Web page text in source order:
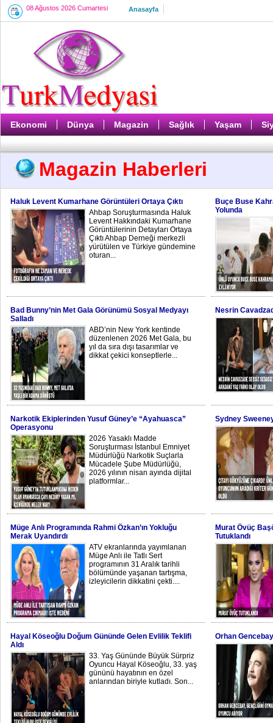
08 Ağustos 2026 Cumartesi Anasayfa
Ekonomi Dünya Magazin Sağlık Yaşam
Magazin Haberleri
Haluk Levent Kumarhane Görüntüleri Ortaya Çıktı
Ahbap Soruşturmasında Haluk
Levent Hakkındaki Kumarhane
Görüntülerinin Detayları Ortaya
Çıktı Ahbap Derneği merkezli
yürütülen ve Türkiye gündemine
oturan...
Buçe Buse
Yolunda
Bad Bunny’nin Met Gala Görünümü Sosyal Medyayı
Salladı
ABD’nin New York kentinde
düzenlenen 2026 Met Gala, bu
yıl da sıra dışı tasarımlar ve
dikkat çekici konseptlerle...
Nesrin
Narkotik Ekiplerinden Yusuf Güney’e “Ayahuasca”
Operasyonu
2026 Yasaklı Madde
Soruşturması İstanbul Emniyet
Müdürlüğü Narkotik Suçlarla
Mücadele Şube Müdürlüğü,
2026 yılının nisan ayında dijital
platformlar...
Sydney
Müge Anlı Programında Rahmi Özkan’ın Yokluğu
Merak Uyandırdı
ATV ekranlarında yayımlanan
Müge Anlı ile Tatlı Sert
programının 31 Aralık tarihli
bölümünde yaşanan tartışma,
izleyicilerin dikkatini çekti....
Murat Övüç
Tutuklandı
Hayal Köseoğlu Doğum Gününde Gelen Evlilik Teklifi
Aldı
33. Yaş Gününde Büyük Sürpriz
Oyuncu Hayal Köseoğlu, 33. yaş
gününü hayatının en özel
anlarından biriyle kutladı. Son...
Orhan